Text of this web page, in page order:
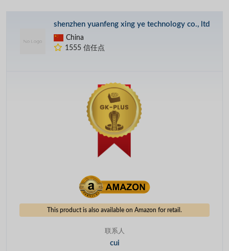
shenzhen yuanfeng xing ye technology co., ltd
China
1555 信任点
This product is also available on Amazon for retail.
联系人
cui